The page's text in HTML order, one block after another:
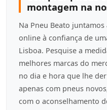
montagem na
Na Pneu Beato
online à confiança de
Lisboa. Pesquise a
melhores marcas do
no dia e hora que lhe
apenas com pneus
com o aconselhamento